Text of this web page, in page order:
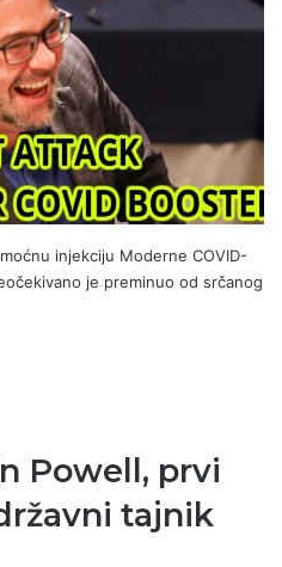
injekciju Moderne COVID-
je preminuo od srčanog
Powell, prvi
tajnik